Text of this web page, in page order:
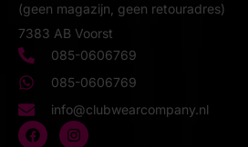
(geen magazijn, geen retouradres)
7383 AB Voorst
085-0606769
085-0606769
info@clubwearcompany.nl